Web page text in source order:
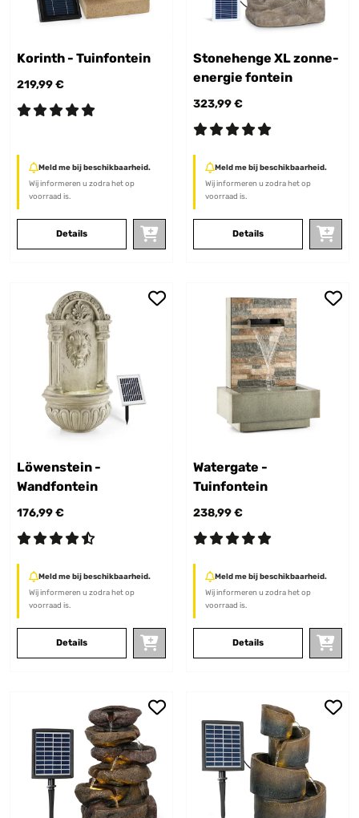
Korinth - Tuinfontein
219,99 €
Meld me bij beschikbaarheid.
Wij informeren u zodra het op
voorraad is.
Details
Stonehenge XL zonne-
energie fontein
323,99 €
Meld me bij beschikbaarheid.
Wij informeren u zodra het op
voorraad is.
Details
Löwenstein -
Wandfontein
176,99 €
Meld me bij beschikbaarheid.
Wij informeren u zodra het op
voorraad is.
Details
Watergate -
Tuinfontein
238,99 €
Meld me bij beschikbaarheid.
Wij informeren u zodra het op
voorraad is.
Details